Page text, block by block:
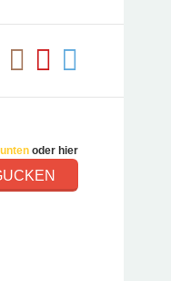
unten oder hier